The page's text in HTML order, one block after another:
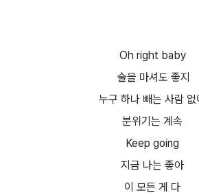
Oh right baby
술을 마셔도 좋지
누구 하나 빼는 사람 없
분위기는 계속
Keep going
지금 나는 좋아
이 모든 게 다